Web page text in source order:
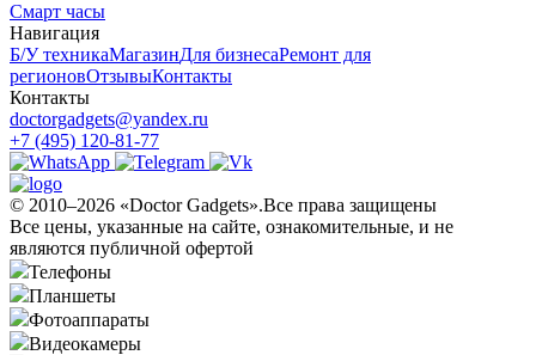
Смарт часы
Навигация
Б/У техникaМагазинДля бизнесаРемонт для
регионовОтзывыКонтакты
Контакты
doctorgadgets@yandex.ru
+7 (495) 120-81-77
© 2010–2026 «Doctor Gadgets».Все права защищены
Все цены, указанные на сайте, ознакомительные, и не
являются публичной офертой
Телефоны
Планшеты
Фотоаппараты
Видеокамеры